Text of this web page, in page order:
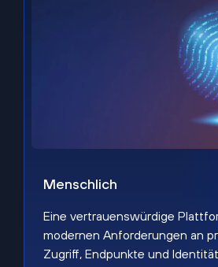
Menschlich
Eine vertrauenswürdige
modernen Anforderungen an
Zugriff, Endpunkte und